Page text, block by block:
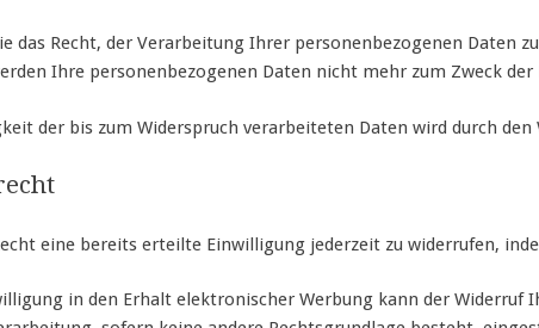
das Recht, der Verarbeitung Ihrer personenbezogenen Daten
Ihre personenbezogenen Daten nicht mehr zum Zweck
der bis zum Widerspruch verarbeiteten Daten wird durch
eine bereits erteilte Einwilligung jederzeit zu widerrufen,
in den Erhalt elektronischer Werbung kann der